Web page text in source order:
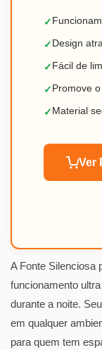
✓
✓ Design
✓ Fácil de
✓ Promove
✓ Material
Ver
A Fonte Silenciosa
funcionamento
durante a noite.
em qualquer
para quem tem